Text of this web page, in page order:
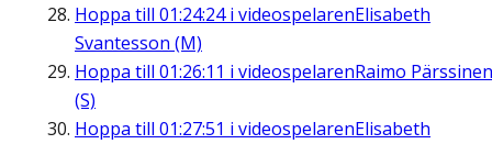
Hoppa till 01:24:24i videospelarenElisabeth
Svantesson (M)
Hoppa till 01:26:11 i videospelarenRaimo Pärssinen
(S)
Hoppa till 01:27:51 i videospelarenElisabeth